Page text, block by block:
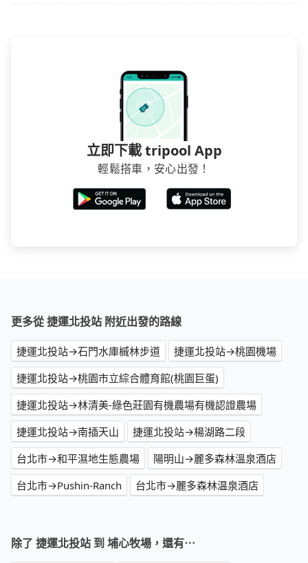
得便宜，但缺點就是多數要匯款並再人工確認。假如不
介意多花一點錢省下這些瑣碎的事，台灣本土的AsiaYo
或者國際Airbnb都值得推薦。
立即下載 tripool App
輕鬆搭車，安心出發！
更多從 捷運北投站 附近出發的路線
捷運北投站→石門水庫槭林步道
捷運北投站→桃園機場
捷運北投站→桃園市立綜合體育館(桃園巨蛋)
捷運北投站→林清美-綠色莊園有機農場有機認證農場
捷運北投站→南插天山
捷運北投站→楊湖路二段
台北市→和平濕地生態農場
陽明山→麗多森林溫泉酒店
台北市→Pushin-Ranch
台北市→麗多森林温泉酒店
除了 捷運北投站 到 埔心牧場，還有⋯